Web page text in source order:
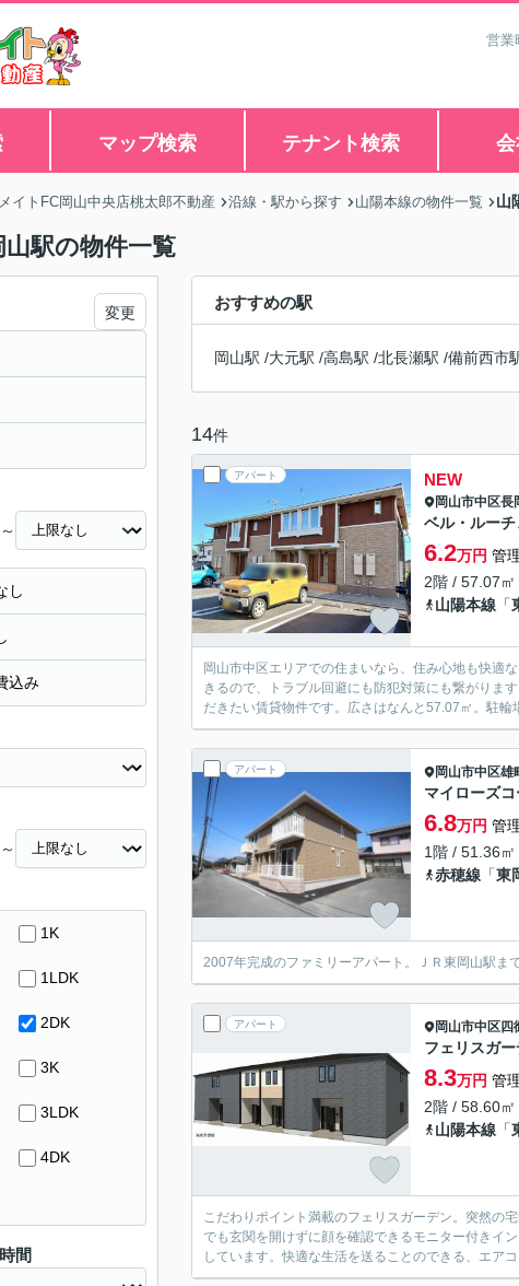
営業
マップ検索 テナント検索
イトFC岡山中央店桃太郎不動産 沿線・駅から探す 山陽本線の物件一覧 山
駅の物件一覧
おすすめの駅
岡山駅 /大元駅 /高島駅 /北長瀬駅 /備前西市
14件
アパート NEW
岡山市中区長
ベル・ルー
6.2万円 管
2階 / 57.07
山陽本線 「
岡山市中区エリアでの住まいなら、住み心地も快
きるので、トラブル回避にも防犯対策にも繋がりま
だきたい賃貸物件です。広さはなんと57.07㎡。駐
アパート 岡山市中区雄
マイローズ
6.8万円 管
1階 / 51.36
赤穂線 「東
2007年完成のファミリーアパート。ＪＲ東岡山駅ま
アパート 岡山市中区四
フェリスガ
8.3万円 管
2階 / 58.60
山陽本線 「
こだわりポイント満載のフェリスガーデン。突然の
でも玄関を開けずに顔を確認できるモニター付きイ
しています。快適な生活を送ることのできる、エア
変更
～
し
込み
～
1K
1LDK
2DK
3K
3LDK
4DK
間